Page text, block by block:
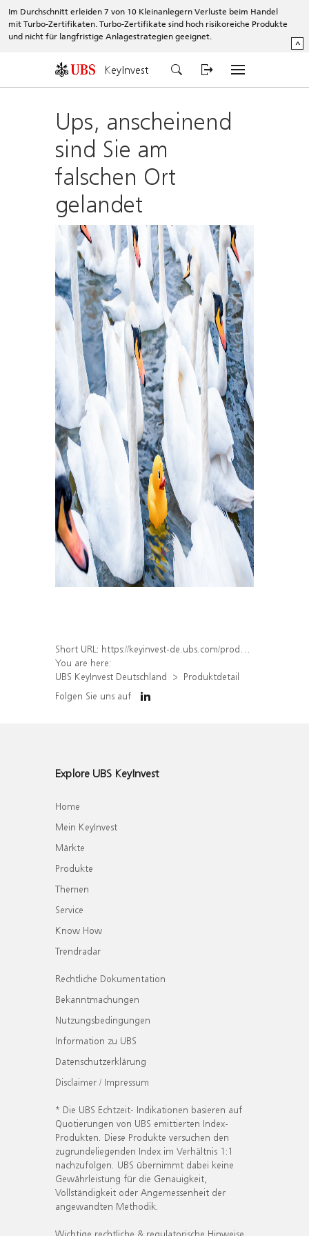
Im Durchschnitt erleiden 7 von 10 Kleinanlegern Verluste beim Handel
mit Turbo-Zertifikaten. Turbo-Zertifikate sind hoch risikoreiche Produkte
und nicht für langfristige Anlagestrategien geeignet.
^
KeyInvest
Ups, anscheinend
sind Sie am
falschen Ort
gelandet
Short URL: https://keyinvest-de.ubs.com/produkt/detail/index/isin/DE000WA7GDC3
You are here:
UBS KeyInvest Deutschland
Produktdetail
Folgen Sie uns auf
Explore UBS KeyInvest
Home
Mein KeyInvest
Märkte
Produkte
Themen
Service
Know How
Trendradar
Rechtliche Dokumentation
Bekanntmachungen
Nutzungsbedingungen
Information zu UBS
Datenschutzerklärung
Disclaimer / Impressum
* Die UBS Echtzeit- Indikationen basieren auf
Quotierungen von UBS emittierten Index-
Produkten. Diese Produkte versuchen den
zugrundeliegenden Index im Verhältnis 1:1
nachzufolgen. UBS übernimmt dabei keine
Gewährleistung für die Genauigkeit,
Vollständigkeit oder Angemessenheit der
angewandten Methodik.